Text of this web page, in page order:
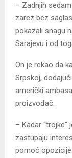
– Zadnjih
zarez bez
pokazali snagu
Sarajevu i od
On je rekao da
Srpskoj,
američki
proizvođač.
– Kadar
zastupaju
pomoć